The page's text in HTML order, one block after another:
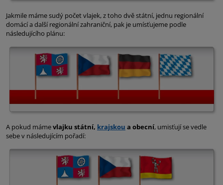
Jakmile máme sudý počet vlajek, z toho dvě státní, jednu regionální
domácí a další regionální zahraniční, pak je umísťujeme podle
následujícího plánu:
A pokud mámevlajku státní, krajskou a obecní, umisťují se vedle
sebe v následujícím pořadí: